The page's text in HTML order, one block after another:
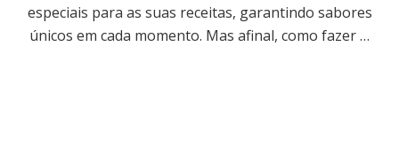
especiais para as suas receitas, garantindo sabores
únicos em cada momento. Mas afinal, como fazer …